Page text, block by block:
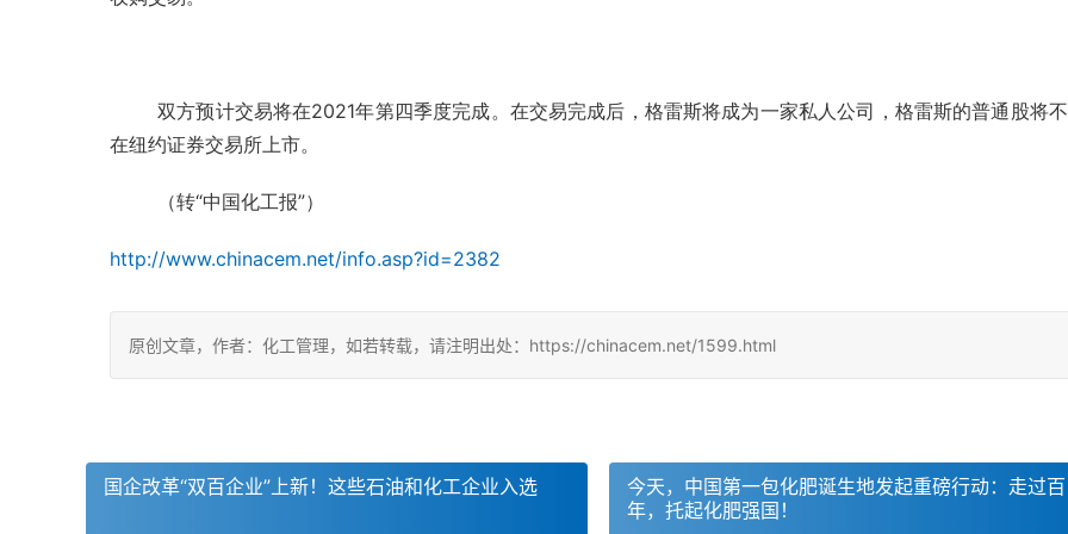
双方预计交易将在2021年第四季度完成。在交易完成后，格雷斯将成为一家私人公司，格雷斯的普通股将
在纽约证券交易所上市。
（转“中国化工报”）
http://www.chinacem.net/info.asp?id=2382
原创文章，作者：化工管理，如若转载，请注明出处：https://chinacem.net/1599.html
国企改革“双百企业”上新！这些石油和化工企业入选
今天，中国第一包化肥诞生地发起重磅行动：走过百
年，托起化肥强国！